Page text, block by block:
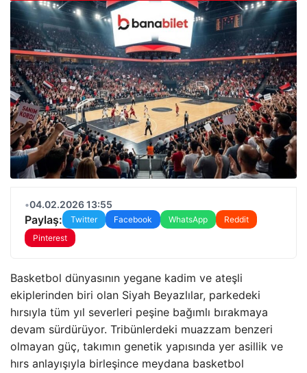
•04.02.2026 13:55
Paylaş: Twitter Facebook WhatsApp
Reddit
Pinterest
Basketbol dünyasının yegane kadim ve ateşli
ekiplerinden biri olan Siyah Beyazlılar, parkedeki
hırsıyla tüm yıl severleri peşine bağımlı bırakmaya
devam sürdürüyor. Tribünlerdeki muazzam benzeri
olmayan güç, takımın genetik yapısında yer asillik ve
hırs anlayışıyla birleşince meydana basketbol